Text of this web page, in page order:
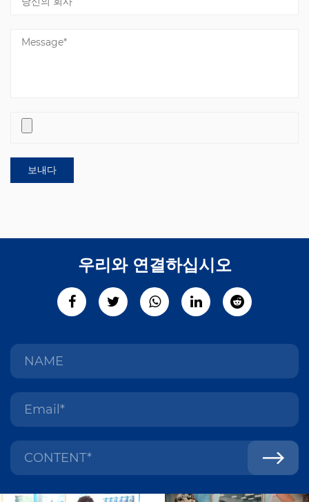
우리와 연결하십시오